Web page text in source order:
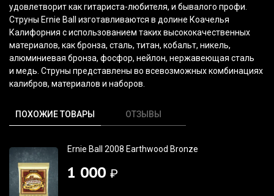
удовлетворит как гитариста-любителя, и бывалого профи.
Струны Ernie Ball изготавливаются в долине Коачелья
Калифорния с использованием таких высококачественных
материалов, как бронза, сталь, титан, кобальт, никель,
алюминиевая бронза, фосфор, нейлон, нержавеющая сталь
и медь. Струны представлены во всевозможных комбинациях
калибров, материалов и наборов.
ПОХОЖИЕ ТОВАРЫ ОТЗЫВЫ
Ernie Ball 2008 Earthwood Bronze
1 000 ₽